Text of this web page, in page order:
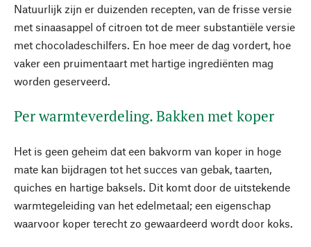
Natuurlijk zijn er duizenden recepten, van de frisse versie
met sinaasappel of citroen tot de meer substantiële versie
met chocoladeschilfers. En hoe meer de dag vordert, hoe
vaker een pruimentaart met hartige ingrediënten mag
worden geserveerd.
Per warmteverdeling. Bakken met koper
Het is geen geheim dat een bakvorm van koper in hoge
mate kan bijdragen tot het succes van gebak, taarten,
quiches en hartige baksels. Dit komt door de uitstekende
warmtegeleiding van het edelmetaal; een eigenschap
waarvoor koper terecht zo gewaardeerd wordt door koks.